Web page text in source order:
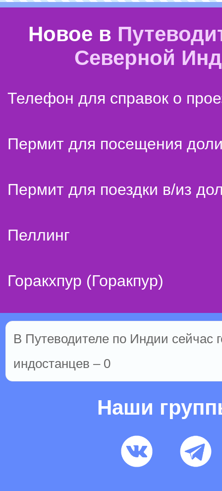
Новое в
Северной
Телефон для справок о
Пермит для посещения
Пермит для поездки в/из
Пеллинг
Горакхпур (Горакпур)
В Путеводителе по Индии сейчас
индостанцев – 0
Наши